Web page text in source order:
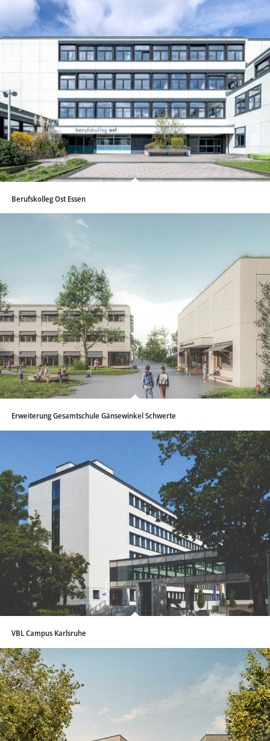
Berufskolleg Ost Essen
Erweiterung Gesamtschule Gänsewinkel Schwerte
VBL Campus Karlsruhe